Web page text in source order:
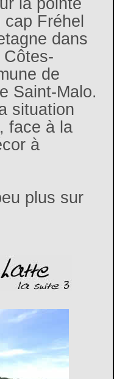
la pointe
Fréhel
dans
Côtes-
de
Saint-Malo.
situation
face à la
à
plus sur